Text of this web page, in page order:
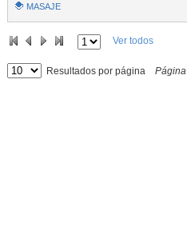
MASAJE
Ver todos
Resultados por página Página